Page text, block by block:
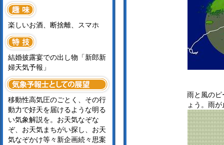
雨と風のピ
ょう。雨
楽しいお酒、断捨離、スマホ
結婚披露宴での出し物「新郎新
婦天気予報」
移動性高気圧のごとく、その行
動力で好天を届けるような明る
い気象解説を。お天気なぞな
ぞ、お天気まちがい探し、お天
気なぞかけ等々新企画続々思案